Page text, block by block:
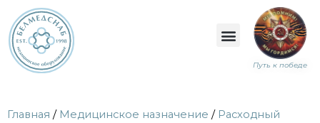
Путь к победе
Главная / Медицинское назначение / Расходный